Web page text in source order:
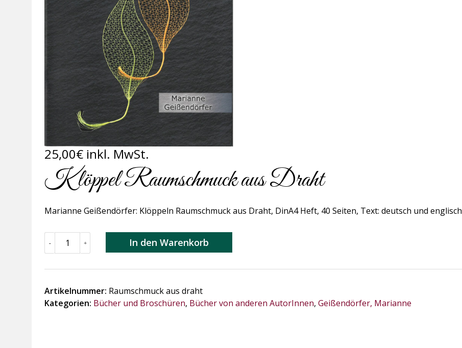
25,00€ inkl. MwSt.
Klöppel Raumschmuck aus Draht
Marianne Geißendörfer: Klöppeln Raumschmuck aus Draht, DinA4 Heft, 40 Seiten, Text: deutsch und englisch
Klöppel
Raumschmuck
Menge
- + In den Warenkorb
Artikelnummer: Raumschmuck aus draht
Kategorien: Bücher und Broschüren, Bücher von anderen AutorInnen, Geißendörfer, Marianne